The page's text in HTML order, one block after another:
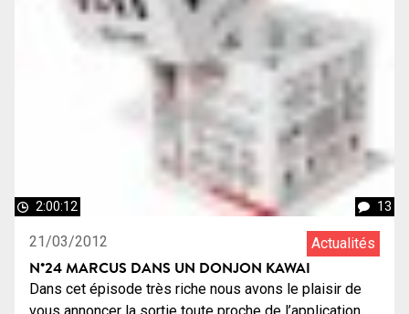
2:00:12 13
21/03/2012 Actualités
N°24 MARCUS DANS UN DONJON KAWAI
Dans cet épisode très riche nous avons le plaisir de